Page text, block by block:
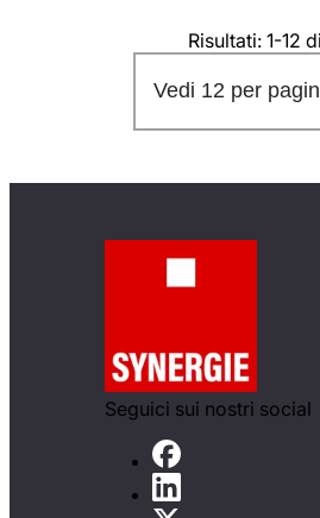
Risultati: 1-12
Vedi 12 per
Seguici sui nostri social